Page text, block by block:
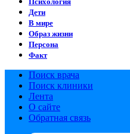
Дети
В мире
Образ жизни
Персона
Факт
Поиск врача
Поиск клиники
Лента
О сайте
Обратная связь